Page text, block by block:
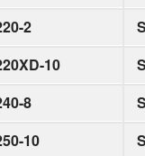
2
10
8
10